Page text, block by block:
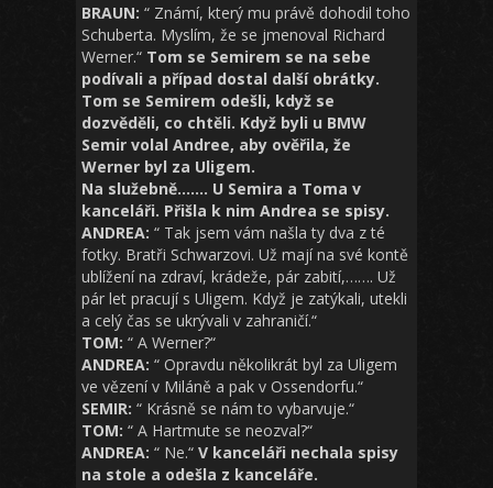
BRAUN: “ Známí, který mu právě dohodil toho
Schuberta. Myslím, že se jmenoval Richard
Werner.“ Tom se Semirem se na sebe
podívali a případ dostal další obrátky.
Tom se Semirem odešli, když se
dozvěděli, co chtěli. Když byli u BMW
Semir volal Andree, aby ověřila, že
Werner byl za Uligem.
Na služebně……. U Semira a Toma v
kanceláři. Přišla k nim Andrea se spisy.
ANDREA: “ Tak jsem vám našla ty dva z té
fotky. Bratři Schwarzovi. Už mají na své kontě
ublížení na zdraví, krádeže, pár zabití,……. Už
pár let pracují s Uligem. Když je zatýkali, utekli
a celý čas se ukrývali v zahraničí.“
TOM: “ A Werner?“
ANDREA: “ Opravdu několikrát byl za Uligem
ve vězení v Miláně a pak v Ossendorfu.“
SEMIR: “ Krásně se nám to vybarvuje.“
TOM: “ A Hartmute se neozval?“
ANDREA: “ Ne.“ V kanceláři nechala spisy
na stole a odešla z kanceláře.